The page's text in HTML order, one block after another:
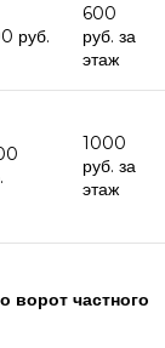
руб.
600
руб. за
этаж
1000
руб. за
этаж
ворот частного